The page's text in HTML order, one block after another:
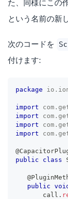
た、同様にこの
という名前の新
次のコードを
付けます:
package io .
import com .
import
com .
import
com .
import
com .
public
class
public
       call
.